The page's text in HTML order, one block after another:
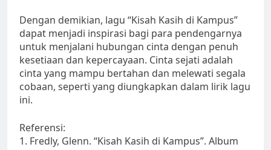
Dengan demikian, lagu “Kisah Kasih di Kampus”
dapat menjadi inspirasi bagi para pendengarnya
untuk menjalani hubungan cinta dengan penuh
kesetiaan dan kepercayaan. Cinta sejati adalah
cinta yang mampu bertahan dan melewati segala
cobaan, seperti yang diungkapkan dalam lirik lagu
ini.
Referensi:
1. Fredly, Glenn. “Kisah Kasih di Kampus”. Album